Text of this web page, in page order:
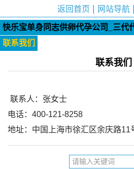
返回首页 网站导航
快乐宝单身同志供卵代孕公司_三代
服务中心
联系我们
联系我们
联系人：张女士
电话：400-121-8258
地址：中国上海市徐汇区余庆路11